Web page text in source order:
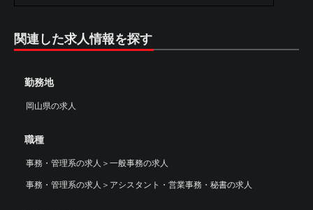
関連した求人情報を探す
勤務地
岡山県の求人
職種
事務・管理系の求人 ＞ 一般事務の求人
事務・管理系の求人 ＞ アシスタント・営業事務・秘書の求人